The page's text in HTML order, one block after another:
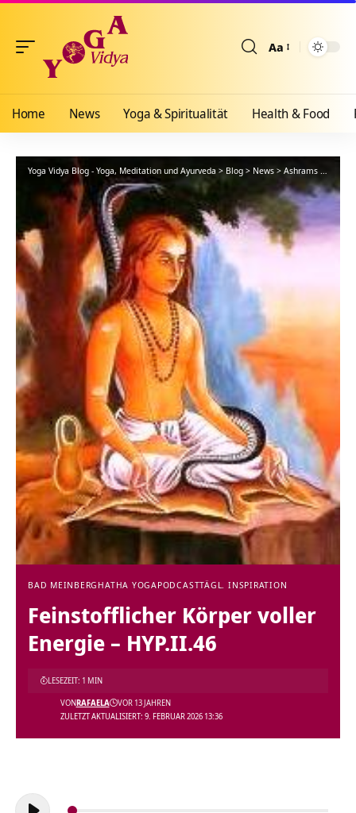
Aa
Home News Yoga & Spiritualität Health & Food
Yoga Vidya Blog - Yoga, Meditation und Ayurveda > Blog > News > Ashrams
BAD MEINBERG HATHA YOGAPODCASTTÄGL. INSPIRATION
Feinstofflicher Körper voller
Energie – HYP.II.46
ZULETZT AKTUALISIERT: 9. FEBRUAR 2026 13:36
VONRAFAELA VOR 13 JAHREN
LESEZEIT: 1 MIN
Audio-